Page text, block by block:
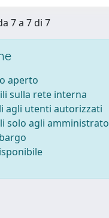
7 a 7 di 7
aperto
sulla rete interna
agli utenti autorizzati
solo agli